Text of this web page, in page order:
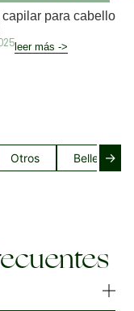
capilar para cabello
leer más ->
Otros Belleza
→